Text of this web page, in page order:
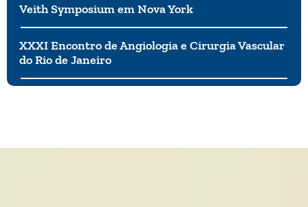
Veith Symposium em Nova York
XXXI Encontro de Angiologia e Cirurgia Vascular
do Rio de Janeiro